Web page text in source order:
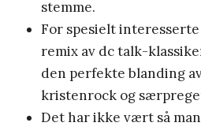
stemme.
For spesielt
remix av dc talk-
den perfekte blanding
kristenrock og
Det har ikke vært så